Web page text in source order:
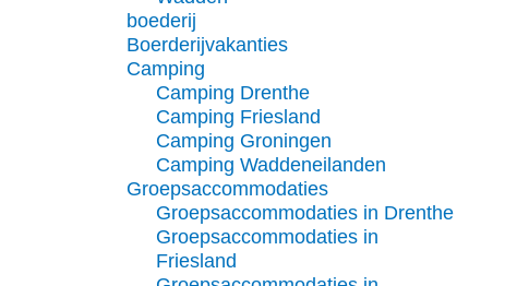
boederij
Boerderijvakanties
Camping
Camping Drenthe
Camping Friesland
Camping Groningen
Camping Waddeneilanden
Groepsaccommodaties
Groepsaccommodaties in Drenthe
Groepsaccommodaties in
Friesland